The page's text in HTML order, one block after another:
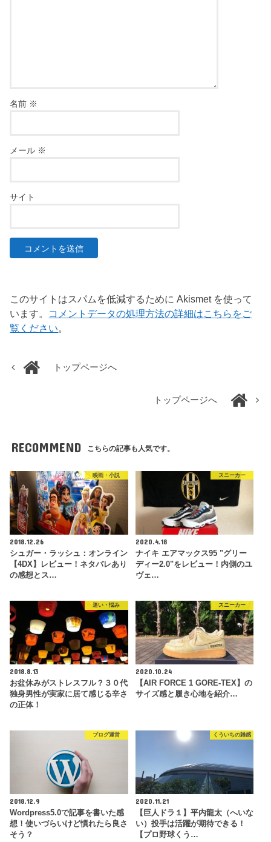
名前 ※
メール ※
サイト
このサイトはスパムを低減するために Akismet を使って
います。 コメントデータの処理方法の詳細はこちらをご
覧ください。
トップページへ
トップページへ
RECOMMEND こちらの記事も人気です。
映画・小説
2018.12.26
シュガー・ラッシュ：オンライン
【4DX】レビュー！ネタバレあり
の感想とス…
スニーカー
2020.4.18
ナイキ エアマックス95 "グリー
ディー2.0"をレビュー！内側のユ
ヴェ…
迷い・悩み
2018.8.13
お盆休みがストレスフル？３０代
独身男性が実家に居て感じる辛さ
の正体！
スニーカー
2020.10.24
【AIR FORCE 1 GORE-TEX】の
サイズ感と履き心地を紹介…
ブログ運営
2018.12.9
Wordpress5.0で記事を書いた感
想！使いづらいけど慣れたら良さ
そう？
くういちの雑感
2020.11.21
【巨人ドラ１】平内龍太（へいな
い）投手は活躍が期待できる！
【プロ野球くう…